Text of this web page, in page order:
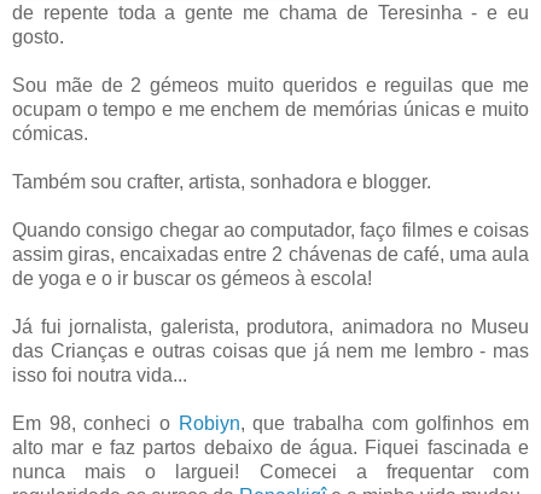
de repente toda a gente me chama de Teresinha - e eu
gosto.
Sou mãe de 2 gémeos muito queridos e reguilas que me
ocupam o tempo e me enchem de memórias únicas e muito
cómicas.
Também sou crafter, artista, sonhadora e blogger.
Quando consigo chegar ao computador, faço filmes e coisas
assim giras, encaixadas entre 2 chávenas de café, uma aula
de yoga e o ir buscar os gémeos à escola!
Já fui jornalista, galerista, produtora, animadora no Museu
das Crianças e outras coisas que já nem me lembro - mas
isso foi noutra vida...
Em 98, conheci o Robiyn, que trabalha com golfinhos em
alto mar e faz partos debaixo de água. Fiquei fascinada e
nunca mais o larguei! Comecei a frequentar com